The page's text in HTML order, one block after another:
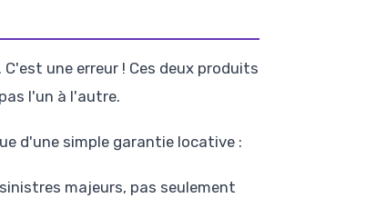
une erreur ! Ces deux produits
l'un à l'autre.
d'une simple garantie locative :
majeurs, pas seulement